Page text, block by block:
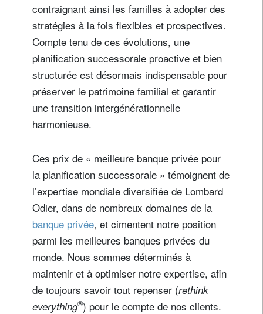
contraignant ainsi les familles à adopter des
stratégies à la fois flexibles et prospectives.
Compte tenu de ces évolutions, une
planification successorale proactive et bien
structurée est désormais indispensable pour
préserver le patrimoine familial et garantir
une transition intergénérationnelle
harmonieuse.
Ces prix de « meilleure banque privée pour
la planification successorale » témoignent de
l’expertise mondiale diversifiée de Lombard
Odier, dans de nombreux domaines de la
banque privée, et cimentent notre position
parmi les meilleures banques privées du
monde. Nous sommes déterminés à
maintenir et à optimiser notre expertise, afin
de toujours savoir tout repenser (rethink
everything®) pour le compte de nos clients.